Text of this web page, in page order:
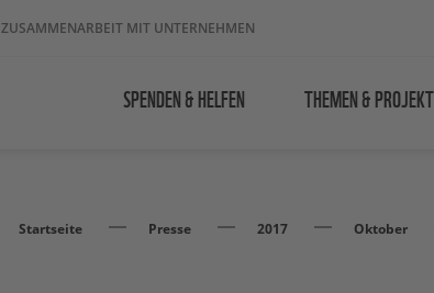
ZUSAMMENARBEIT MIT UNTERNEHMEN
SPENDEN & HELFEN THEMEN &
Startseite Presse 2017 Oktober